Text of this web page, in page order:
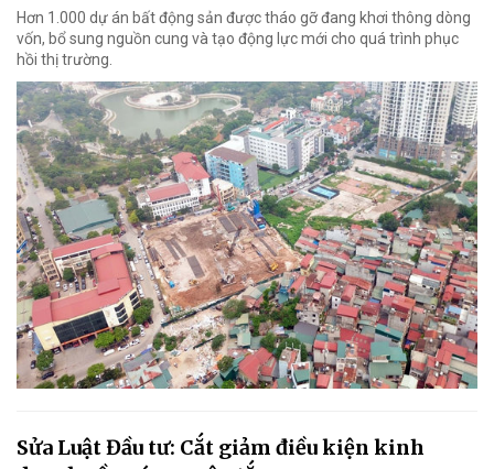
Hơn 1.000 dự án bất động sản được tháo gỡ đang khơi thông dòng
vốn, bổ sung nguồn cung và tạo động lực mới cho quá trình phục
hồi thị trường.
Sửa Luật Đầu tư: Cắt giảm điều kiện kinh